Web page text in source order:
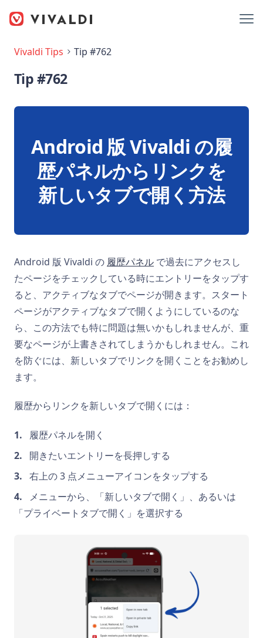
Vivaldi Tips Tip #762
Tip #762
Android 版 Vivaldi の履
歴パネルからリンクを
新しいタブで開く方法
Android 版 Vivaldi の 履歴パネル で過去にアクセスし
たページをチェックしている時にエントリーをタップす
ると、アクティブなタブでページが開きます。スタート
ページがアクティブなタブで開くようにしているのな
ら、この方法でも特に問題は無いかもしれませんが、重
要なページが上書きされてしまうかもしれません。これ
を防ぐには、新しいタブでリンクを開くことをお勧めし
ます。
履歴からリンクを新しいタブで開くには：
履歴パネルを開く
開きたいエントリーを長押しする
右上の 3 点メニューアイコンをタップする
メニューから、「新しいタブで開く」、あるいは
「プライベートタブで開く」を選択する